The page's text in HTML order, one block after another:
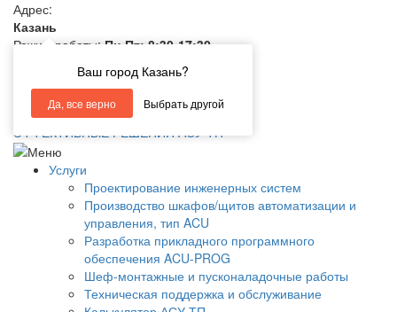
Адрес:
Казань
Ваш город Казань?
Да, все верно Выбрать другой
Режим работы: Пн-Пт: 8:30-17:30
+7 (843) 210-18-28
ЭФФЕКТИВНЫЕ РЕШЕНИЯ АСУ ТП
Услуги
Проектирование инженерных систем
Производство шкафов/щитов автоматизации и
управления, тип ACU
Разработка прикладного программного
обеспечения ACU-PROG
Шеф-монтажные и пусконаладочные работы
Техническая поддержка и обслуживание